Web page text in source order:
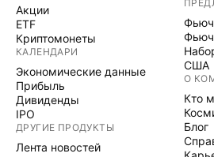
Акции
ETF
Криптомонеты
КАЛЕНДАРИ
Экономические данные
Прибыль
Дивиденды
IPO
ДРУГИЕ ПРОДУКТЫ
Лента новостей
США
О
Кто
Блог